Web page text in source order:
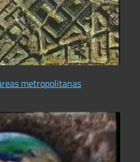
metropolitanas